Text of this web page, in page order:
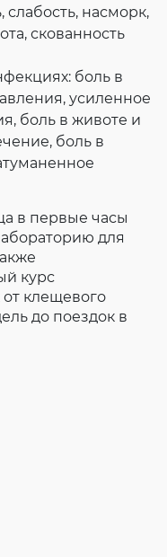
насморк,
скованность
боль в
усиленное
боль в животе и
боль в
в первые часы
для
курс
клещевого
до поездок в